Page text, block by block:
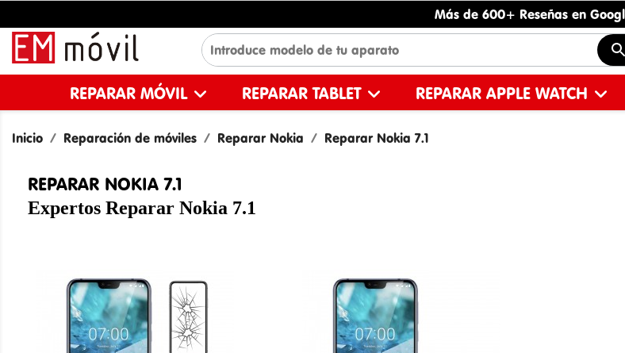
Más de 600+ Reseñas en
REPARAR MÓVIL REPARAR TABLET REPARAR APPLE WATCH
Inicio Reparación de móviles Reparar Nokia Reparar Nokia 7.1
REPARAR NOKIA 7.1
Expertos Reparar Nokia 7.1